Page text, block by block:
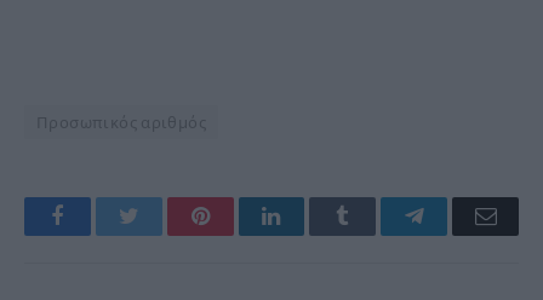
Προσωπικός αριθμός
Facebook Twitter PinterestLinkedIn Tumblr Telegram